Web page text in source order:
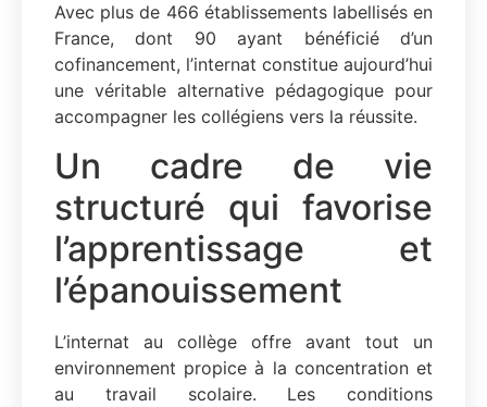
Avec plus de 466 établissements labellisés en
France, dont 90 ayant bénéficié d’un
cofinancement, l’internat constitue aujourd’hui
une véritable alternative pédagogique pour
accompagner les collégiens vers la réussite.
Un cadre de vie
structuré qui favorise
l’apprentissage et
l’épanouissement
L’internat au collège offre avant tout un
environnement propice à la concentration et
au travail scolaire. Les conditions